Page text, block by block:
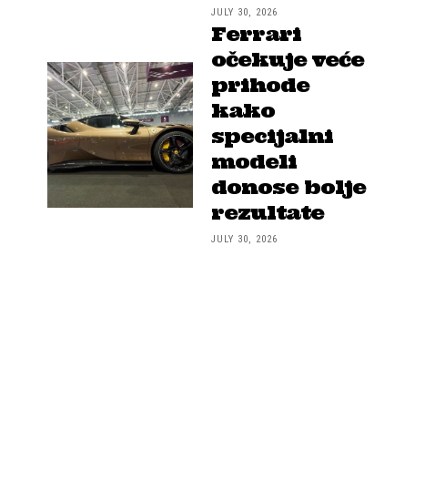
JULY 30, 2026
Ferrari
očekuje veće
prihode
kako
specijalni
modeli
donose bolje
rezultate
JULY 30, 2026